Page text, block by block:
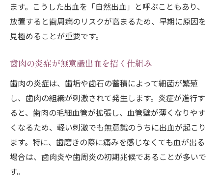
ます。こうした出血を「自然出血」と呼ぶこともあり、
放置すると歯周病のリスクが高まるため、早期に原因を
見極めることが重要です。
歯肉の炎症が無意識出血を招く仕組み
歯肉の炎症は、歯垢や歯石の蓄積によって細菌が繁殖
し、歯肉の組織が刺激されて発生します。炎症が進行す
ると、歯肉の毛細血管が拡張し、血管壁が薄くなりやす
くなるため、軽い刺激でも無意識のうちに出血が起こり
ます。特に、歯磨きの際に痛みを感じなくても血が出る
場合は、歯肉炎や歯周炎の初期兆候であることが多いで
す。